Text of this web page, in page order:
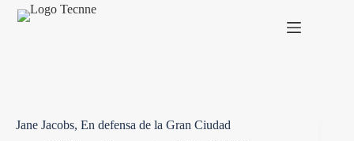
Jane Jacobs, En defensa de la Gran Ciudad